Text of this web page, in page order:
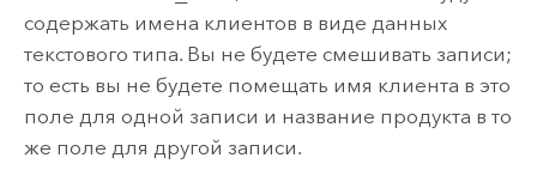
содержать имена клиентов в виде данных
текстового типа. Вы не будете смешивать записи;
то есть вы не будете помещать имя клиента в это
поле для одной записи и название продукта в то
же поле для другой записи.